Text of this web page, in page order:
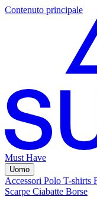
Contenuto principale
Must Have
Uomo
Accessori Polo T-shirts
Scarpe Ciabatte Borse